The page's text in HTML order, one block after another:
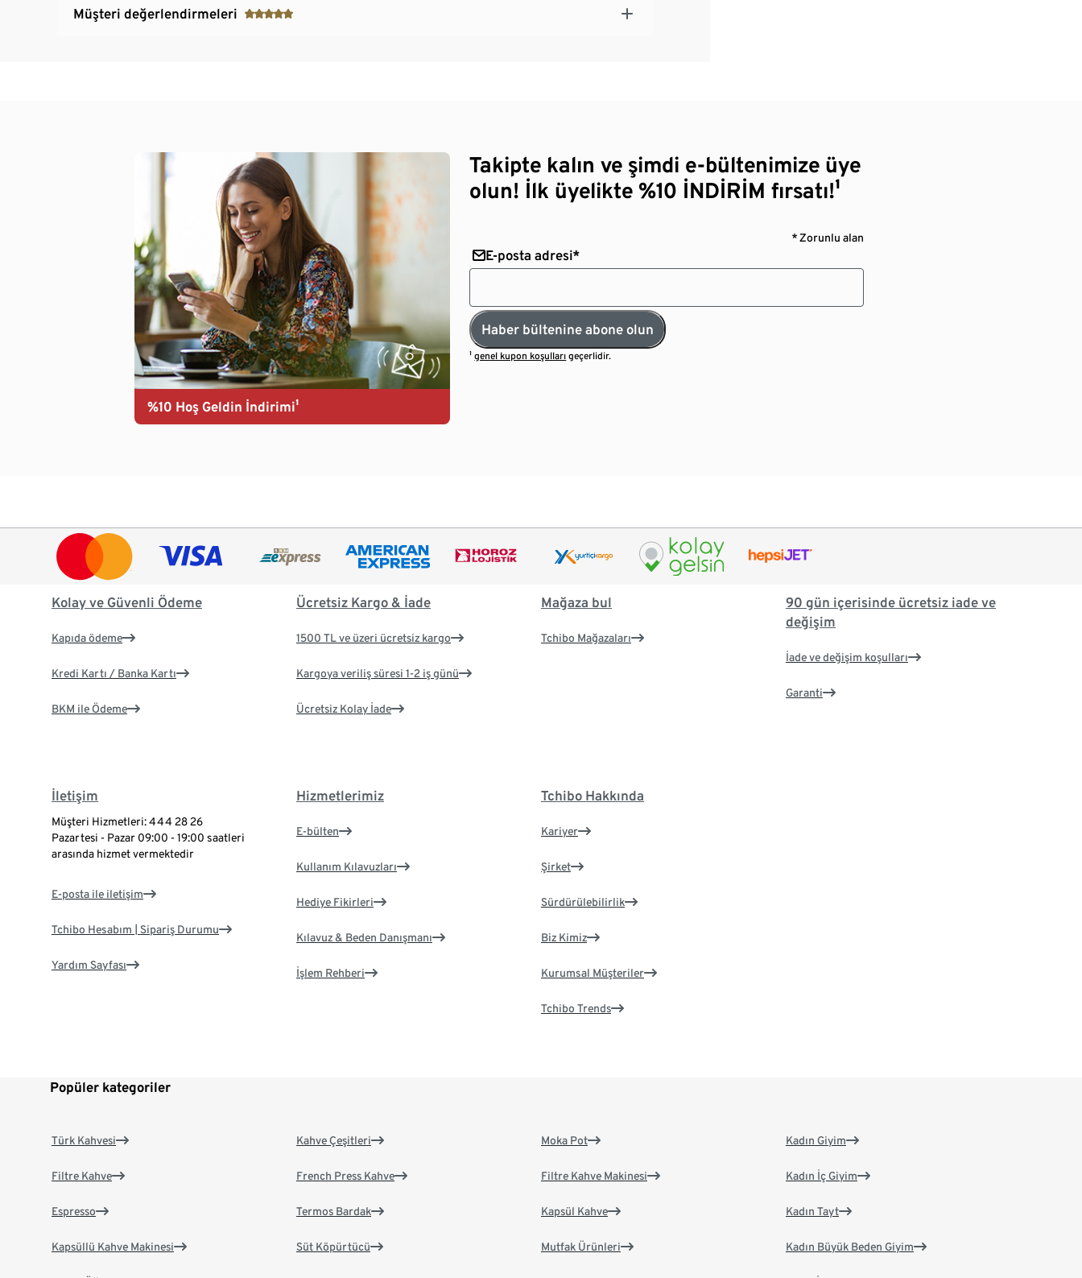
Müşteri değerlendirmeleri
%10 Hoş Geldin İndirimi¹
Takipte kalın ve şimdi e-bültenimize üye
olun! İlk üyelikte %10 İNDİRİM fırsatı!¹
* Zorunlu alan
E-posta adresi*
Haber bültenine abone olun
¹genel kupon koşulları geçerlidir.
Kolay ve Güvenli Ödeme
Kapıda ödeme
Kredi Kartı / Banka Kartı
BKM ile Ödeme
Ücretsiz Kargo & İade
1500 TL ve üzeri ücretsiz kargo
Kargoya veriliş süresi 1-2 iş günü
Ücretsiz Kolay İade
Mağaza bul
Tchibo Mağazaları
90 gün içerisinde ücretsiz iade ve
değişim
İade ve değişim koşulları
Garanti
İletişim
Müşteri Hizmetleri: 444 28 26
Pazartesi - Pazar 09:00 - 19:00 saatleri
arasında hizmet vermektedir
E-posta ile iletişim
Tchibo Hesabım | Sipariş Durumu
Yardım Sayfası
Hizmetlerimiz
E-bülten
Kullanım Kılavuzları
Hediye Fikirleri
Kılavuz & Beden Danışmanı
İşlem Rehberi
Tchibo Hakkında
Kariyer
Şirket
Sürdürülebilirlik
Biz Kimiz
Kurumsal Müşteriler
Tchibo Trends
Popüler kategoriler
Türk Kahvesi
Filtre Kahve
Espresso
Kapsüllü Kahve Makinesi
Kahve Çeşitleri
French Press Kahve
Termos Bardak
Süt Köpürtücü
Moka Pot
Filtre Kahve Makinesi
Kapsül Kahve
Mutfak Ürünleri
Kadın Giyim
Kadın İç Giyim
Kadın Tayt
Kadın Büyük Beden Giyim